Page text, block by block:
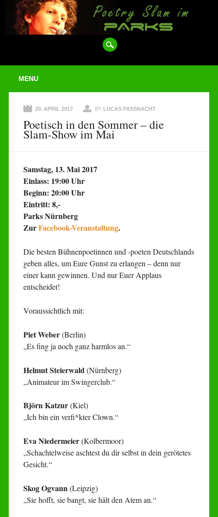
Main menu
content
MENU
20. APRIL 2017 BY LUCAS FASSNACHT
Poetisch in den Sommer – die
Slam-Show im Mai
Samstag, 13. Mai 2017
Einlass: 19:00 Uhr
Beginn: 20:00 Uhr
Eintritt: 8,-
Parks Nürnberg
ZurFacebook-Veranstaltung.
Die besten Bühnenpoetinnen und -poeten Deutschlands
geben alles, um Eure Gunst zu erlangen – denn nur
einer kann gewinnen. Und nur Euer Applaus
entscheidet!
Voraussichtlich mit:
Piet Weber(Berlin)
„Es fing ja noch ganz harmlos an.“
Helmut Steierwald(Nürnberg)
„Animateur im Swingerclub.“
Björn Katzur(Kiel)
„Ich bin ein verfi*kter Clown.“
Eva Niedermeier(Kolbermoor)
„Schachtelweise aschtest du dir selbst in dein gerötetes
Gesicht.“
Skog Ogvann(Leipzig)
„Sie hofft, sie bangt, sie hält den Atem an.“